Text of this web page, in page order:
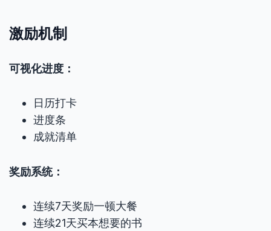
激励机制
可视化进度：
日历打卡
进度条
成就清单
奖励系统：
连续7天奖励一顿大餐
连续21天买本想要的书